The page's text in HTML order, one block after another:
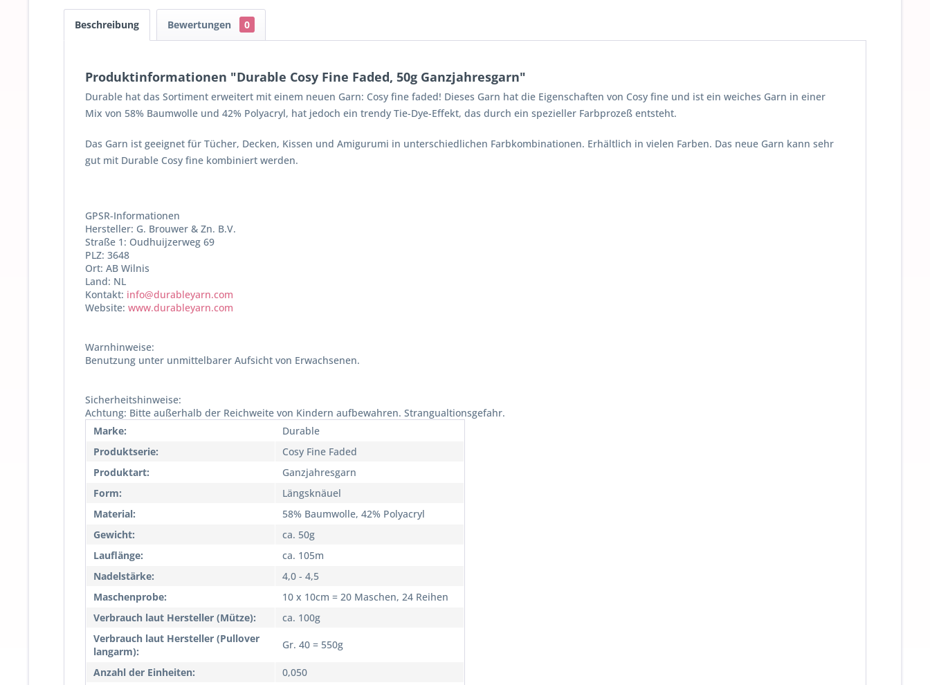
Beschreibung Bewertungen 0
Produktinformationen "Durable Cosy Fine Faded, 50g Ganzjahresgarn"
Durable hat das Sortiment erweitert mit einem neuen Garn: Cosy fine faded! Dieses Garn hat die Eigenschaften von Cosy fine und ist ein weiches Garn in einer
Mix von 58% Baumwolle und 42% Polyacryl, hat jedoch ein trendy Tie-Dye-Effekt, das durch ein spezieller Farbprozeß entsteht.
Das Garn ist geeignet für Tücher, Decken, Kissen und Amigurumi in unterschiedlichen Farbkombinationen. Erhältlich in vielen Farben. Das neue Garn kann sehr
gut mit Durable Cosy fine kombiniert werden.
GPSR-Informationen
Hersteller: G. Brouwer & Zn. B.V.
Straße 1: Oudhuijzerweg 69
PLZ: 3648
Ort: AB Wilnis
Land: NL
Kontakt: info@durableyarn.com
Website: www.durableyarn.com
Warnhinweise:
Benutzung unter unmittelbarer Aufsicht von Erwachsenen.
Sicherheitshinweise:
Achtung: Bitte außerhalb der Reichweite von Kindern aufbewahren. Strangualtionsgefahr.
Marke:
Durable
Produktserie:
Cosy Fine Faded
Produktart:
Ganzjahresgarn
Form:
Längsknäuel
Material:
58% Baumwolle, 42% Polyacryl
Gewicht:
ca. 50g
Lauflänge:
ca. 105m
Nadelstärke:
4,0 - 4,5
Maschenprobe:
10 x 10cm = 20 Maschen, 24 Reihen
Verbrauch laut Hersteller (Mütze):
ca. 100g
Verbrauch laut Hersteller (Pullover
langarm):
Gr. 40 = 550g
Anzahl der Einheiten:
0,050